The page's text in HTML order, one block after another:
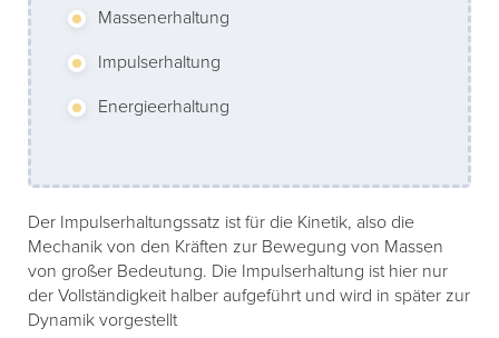
Massenerhaltung
Impulserhaltung
Energieerhaltung
Der Impulserhaltungssatz ist für die Kinetik, also die
Mechanik von den Kräften zur Bewegung von Massen
von großer Bedeutung. Die Impulserhaltung ist hier nur
der Vollständigkeit halber aufgeführt und wird in später zur
Dynamik vorgestellt